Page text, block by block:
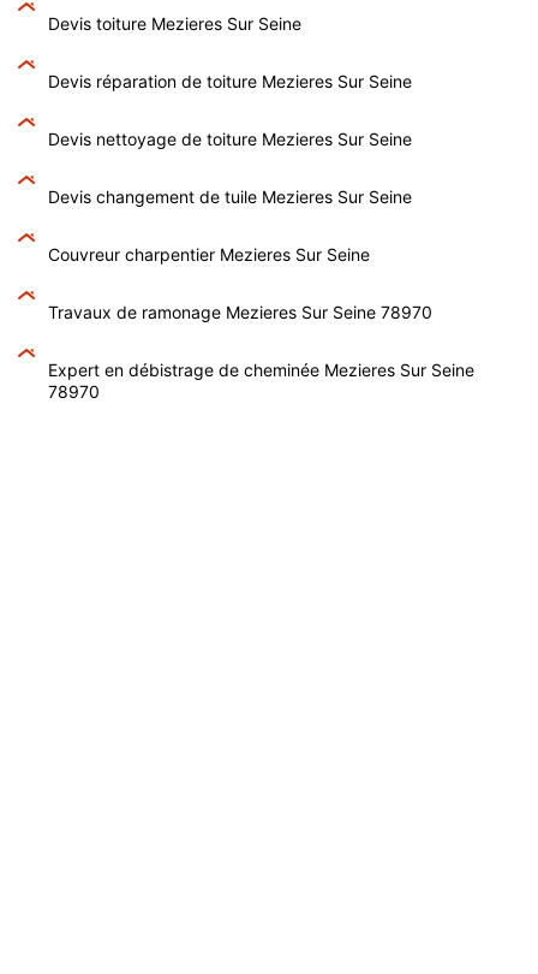
Devis toiture Mezieres Sur Seine
Devis réparation de toiture Mezieres Sur Seine
Devis nettoyage de toiture Mezieres Sur Seine
Devis changement de tuile Mezieres Sur Seine
Couvreur charpentier Mezieres Sur Seine
Travaux de ramonage Mezieres Sur Seine 78970
Expert en débistrage de cheminée Mezieres Sur Seine
78970